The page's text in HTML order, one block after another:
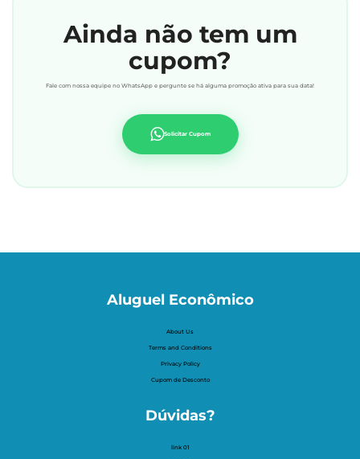
Ainda não tem um
cupom?
Fale com nossa equipe no WhatsApp e pergunte se há alguma promoção ativa para sua data!
Solicitar Cupom
Aluguel Econômico
About Us
Terms and Conditions
Privacy Policy
Cupom de Desconto
Dúvidas?
link 01